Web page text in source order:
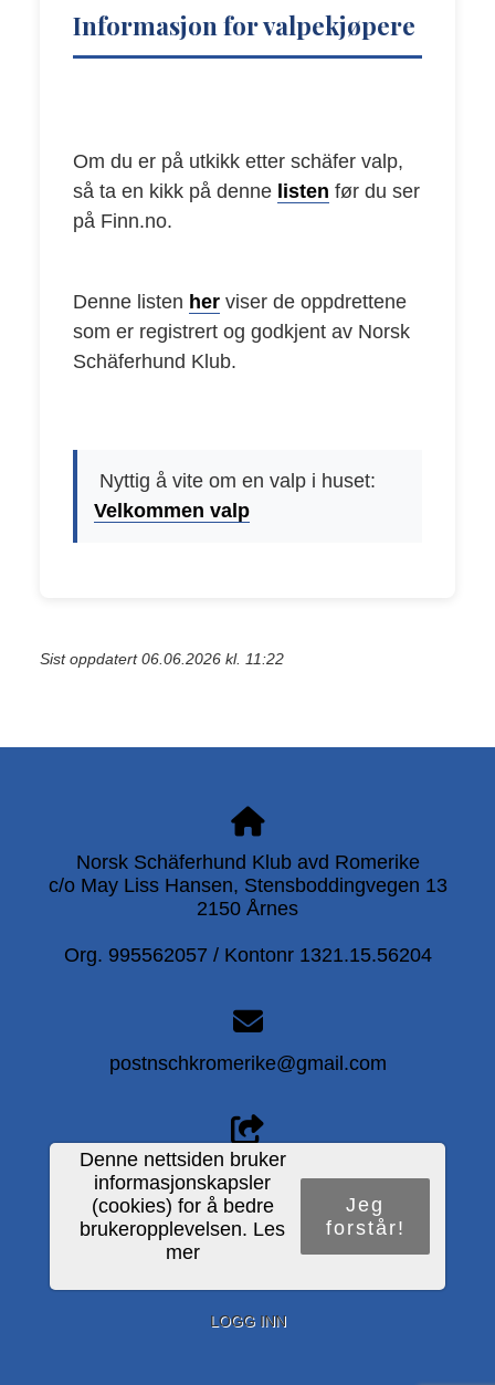
Informasjon for valpekjøpere
Om du er på utkikk etter schäfer valp,
så ta en kikk på denne listen før du ser
på Finn.no.
Denne listen herviser de oppdrettene
som er registrert og godkjent av Norsk
Schäferhund Klub.
Nyttig å vite om en valp i huset:
Velkommen valp
Sist oppdatert 06.06.2026 kl. 11:22
Norsk Schäferhund Klub avd Romerike
c/o May Liss Hansen, Stensboddingvegen 13
2150 Årnes
Org. 995562057 / Kontonr 1321.15.56204
postnschkromerike@gmail.com
Del nettside
Denne nettsiden bruker
informasjonskapsler
(cookies) for å bedre
brukeropplevelsen. Les
mer
Jeg
forstår!
LOGG INN